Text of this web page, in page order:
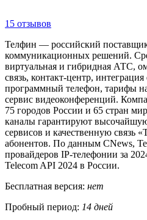
15 отзывов
Телфин — российский
коммуникационных решений.
виртуальная и гибридная АТС,
связь, контакт-центр,
программный телефон, тарифы
сервис видеоконференций.
75 городов России и 65 стран
каналы гарантируют
сервисов и качественную связь
абонентов. По данным CNews,
провайдеров IP-телефонии за
Telecom API 2024 в России.
Бесплатная версия: нет
Пробный период: 14 дней